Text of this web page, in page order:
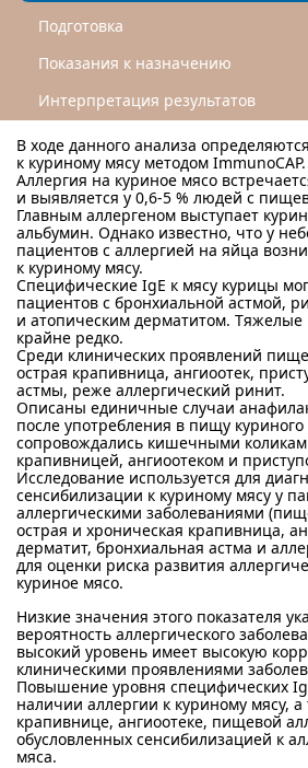
Подготовка
Показания к назначению
Интерпретация результатов
В ходе данного анализа
к куриному мясу методом ImmunoCAP.
Аллергия на куриное мясо
и выявляется у 0,6-5 % людей с
Главным аллергеном выступает
альбумин. Однако известно, что у
пациентов с аллергией на яйца
к куриному мясу.
Специфические IgE к мясу курицы
пациентов с бронхиальной астмой,
и атопическим дерматитом.
крайне редко.
Среди клинических проявлений
острая крапивница, ангиоотек,
астмы, реже аллергический ринит.
Описаны единичные случаи
после употребления в пищу
сопровождались кишечными
крапивницей, ангиоотеком и
Исследование используется для
сенсибилизации к куриному мясу у
аллергическими заболеваниями
острая и хроническая крапивница,
дерматит, бронхиальная астма и
для оценки риска развития
куриное мясо.
Низкие значения этого показателя
вероятность аллергического
высокий уровень имеет высокую
клиническими проявлениями
Повышение уровня специфических
наличии аллергии к куриному мясу,
крапивнице, ангиоотеке, пищевой
обусловленных сенсибилизацией к
мяса.